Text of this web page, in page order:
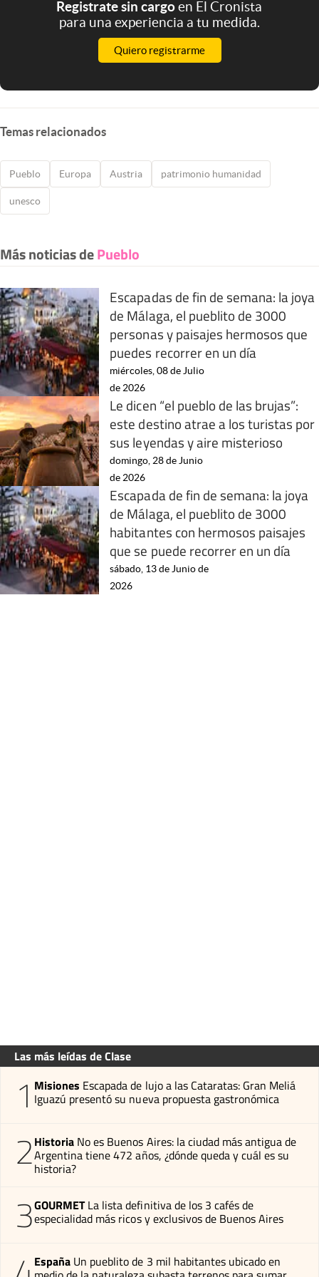
Registrate sin cargoen El Cronista
para una experiencia a tu medida.
Quiero registrarme
Temas relacionados
Pueblo Europa Austria patrimonio humanidad
unesco
Más noticias dePueblo
Escapadas de fin de semana: la joya
de Málaga, el pueblito de 3000
personas y paisajes hermosos que
puedes recorrer en un día
miércoles, 08 de Julio
de 2026
Le dicen “el pueblo de las brujas”:
este destino atrae a los turistas por
sus leyendas y aire misterioso
domingo, 28 de Junio
de 2026
Escapada de fin de semana: la joya
de Málaga, el pueblito de 3000
habitantes con hermosos paisajes
que se puede recorrer en un día
sábado, 13 de Junio de
2026
Las más leídas de Clase
1 Misiones Escapada de lujo a las Cataratas: Gran Meliá
Iguazú presentó su nueva propuesta gastronómica
2Historia No es Buenos Aires: la ciudad más antigua de
Argentina tiene 472 años, ¿dónde queda y cuál es su
historia?
3GOURMET La lista definitiva de los 3 cafés de
especialidad más ricos y exclusivos de Buenos Aires
España Un pueblito de 3 mil habitantes ubicado en